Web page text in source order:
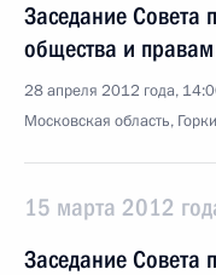
Заседание Совета
общества и
28 апреля 2012 года,
Московская область, Горки
15 марта 2012
Заседание Совета